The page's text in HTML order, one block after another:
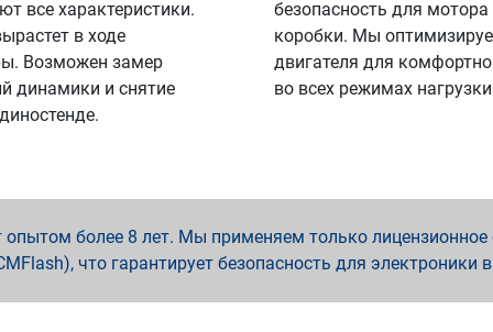
все характеристики.
в ходе
Возможен замер
динамики и снятие
безопасность для мотора
коробки. Мы
двигателя для
во всех режимах
более 8 лет. Мы применяем только лицензионное
что гарантирует безопасность для электроники